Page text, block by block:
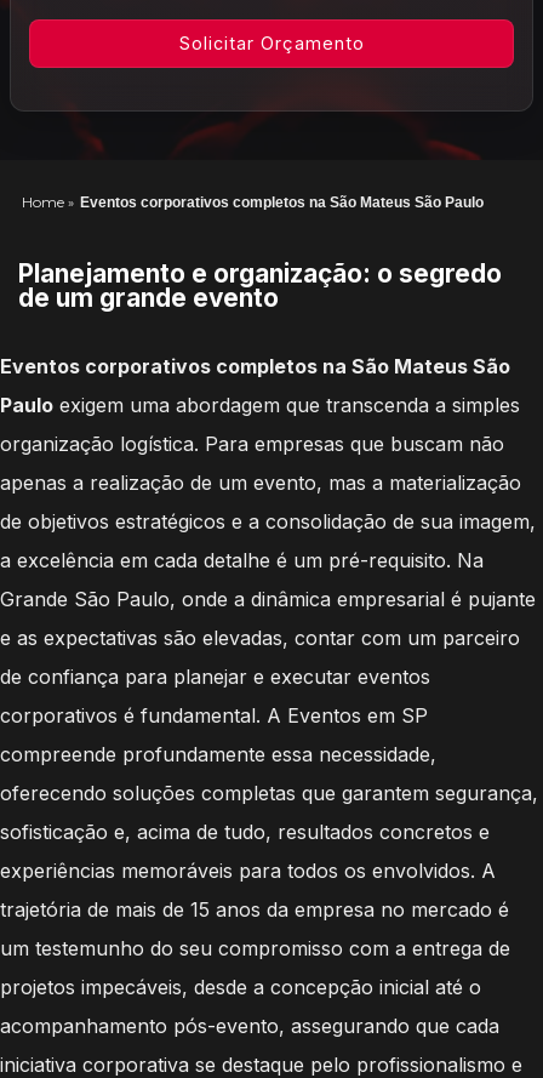
Home » Eventos corporativos completos na São Mateus São Paulo
Planejamento e organização: o segredo
de um grande evento
Eventos corporativos completos na São Mateus São
Paulo exigem uma abordagem que transcenda a simples
organização logística. Para empresas que buscam não
apenas a realização de um evento, mas a materialização
de objetivos estratégicos e a consolidação de sua imagem,
a excelência em cada detalhe é um pré-requisito. Na
Grande São Paulo, onde a dinâmica empresarial é pujante
e as expectativas são elevadas, contar com um parceiro
de confiança para planejar e executar eventos
corporativos é fundamental. A Eventos em SP
compreende profundamente essa necessidade,
oferecendo soluções completas que garantem segurança,
sofisticação e, acima de tudo, resultados concretos e
experiências memoráveis para todos os envolvidos. A
trajetória de mais de 15 anos da empresa no mercado é
um testemunho do seu compromisso com a entrega de
projetos impecáveis, desde a concepção inicial até o
acompanhamento pós-evento, assegurando que cada
iniciativa corporativa se destaque pelo profissionalismo e